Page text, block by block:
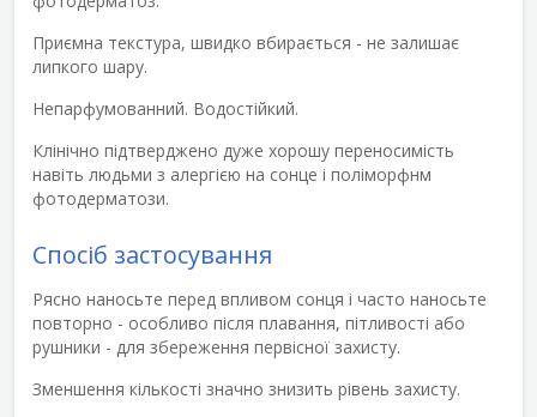
Приємна текстура, швидко вбирається - не залишає
липкого шару.
Непарфумованний. Водостійкий.
Клінічно підтверджено дуже хорошу переносимість
навіть людьми з алергією на сонце і поліморфнм
фотодерматози.
Спосіб застосування
Рясно наносьте перед впливом сонця і часто наносьте
повторно - особливо після плавання, пітливості або
рушники - для збереження первісної захисту.
Зменшення кількості значно знизить рівень захисту.